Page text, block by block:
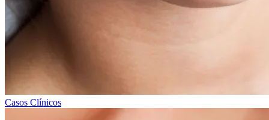
Casos Clínicos